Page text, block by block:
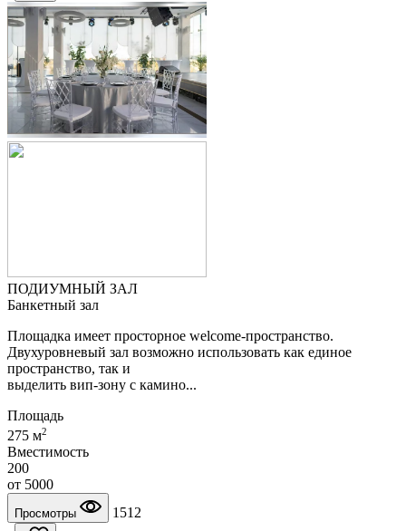
ПОДИУМНЫЙ ЗАЛ
Банкетный зал
Площадка имеет просторное welcome-пространство.
Двухуровневый зал возможно использовать как единое
пространство, так и
выделить вип-зону с камино...
Площадь
275 м2
Вместимость
200
от 5000
Просмотры
1512